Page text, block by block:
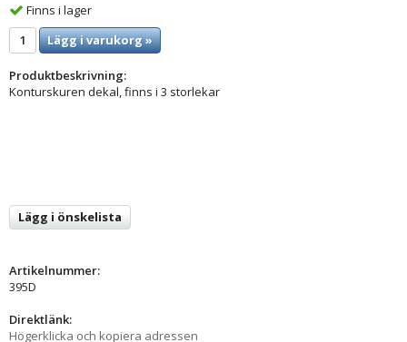
Finns i lager
Lägg i varukorg »
Produktbeskrivning:
Konturskuren dekal, finns i 3 storlekar
Lägg i önskelista
Artikelnummer:
395D
Direktlänk:
Högerklicka och kopiera adressen